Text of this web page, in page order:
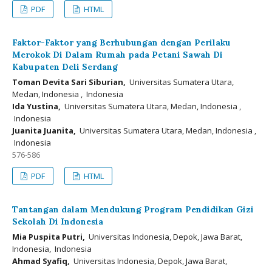
PDF HTML
Faktor-Faktor yang Berhubungan dengan Perilaku
Merokok Di Dalam Rumah pada Petani Sawah Di
Kabupaten Deli Serdang
Toman Devita Sari Siburian, Universitas Sumatera Utara,
Medan, Indonesia , Indonesia
Ida Yustina, Universitas Sumatera Utara, Medan, Indonesia ,
Indonesia
Juanita Juanita, Universitas Sumatera Utara, Medan, Indonesia ,
Indonesia
576-586
PDF
HTML
Tantangan dalam Mendukung Program Pendidikan Gizi
Sekolah Di Indonesia
Mia Puspita Putri, Universitas Indonesia, Depok, Jawa Barat,
Indonesia, Indonesia
Ahmad Syafiq, Universitas Indonesia, Depok, Jawa Barat,